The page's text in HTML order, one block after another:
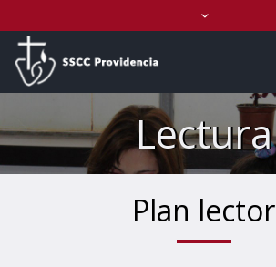
Lectura
Plan lector